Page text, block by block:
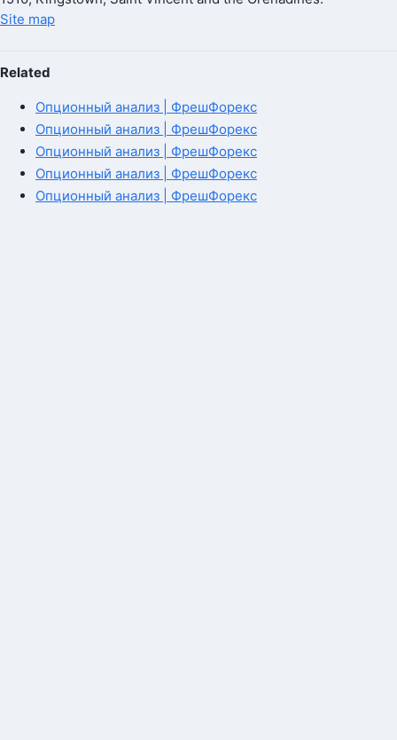
Site map
Related
Опционный анализ | ФрешФорекс
Опционный анализ | ФрешФорекс
Опционный анализ | ФрешФорекс
Опционный анализ | ФрешФорекс
Опционный анализ | ФрешФорекс